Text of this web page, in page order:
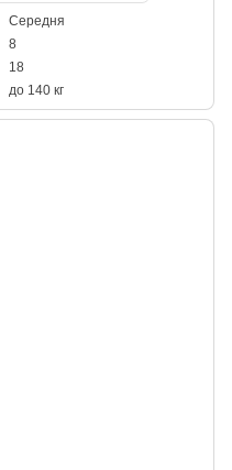
Середня
8
18
до 140 кг